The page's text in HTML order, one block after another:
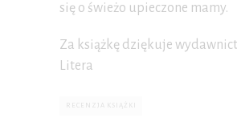
się o świeżo upieczone mamy.
Za książkę dziękuje
Litera
RECENZJA KSIĄŻKI